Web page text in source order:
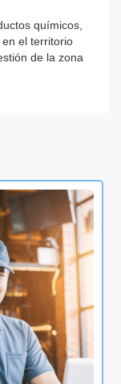
químicos,
el territorio
de la zona